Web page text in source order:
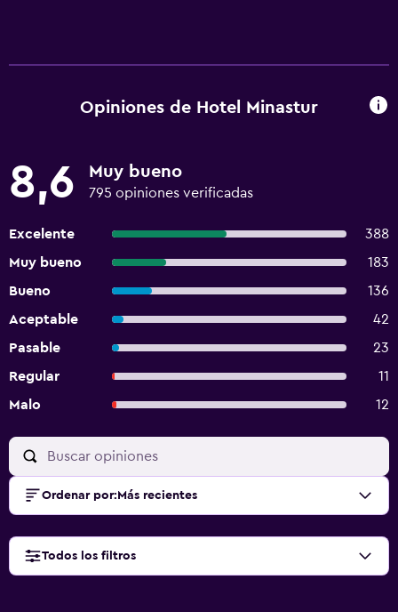
Opiniones de Hotel Minastur
8,6 Muy bueno
795 opiniones verificadas
Excelente
388
Muy bueno
183
Bueno
136
Aceptable
42
Pasable
23
Regular
11
Malo
12
Ordenar por: Más recientes
Todos los filtros